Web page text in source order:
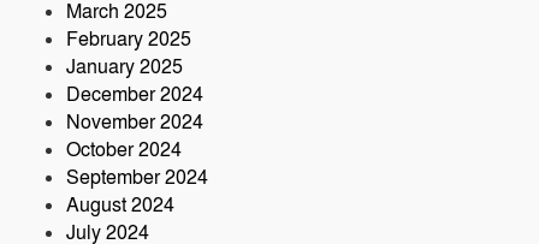
March 2025
February 2025
January 2025
December 2024
November 2024
October 2024
September 2024
August 2024
July 2024